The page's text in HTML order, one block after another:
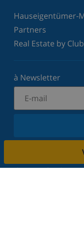
Hauseigentümer-
Partners
Real Estate by
à Newsletter
Melden Sie sich
dem Laufenden.